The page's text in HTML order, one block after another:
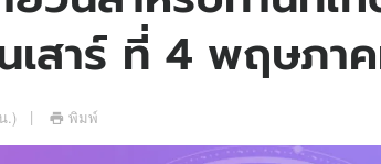
หวยลาว
เสาร์ ที่ 4 พฤษภา
.) พิมพ์